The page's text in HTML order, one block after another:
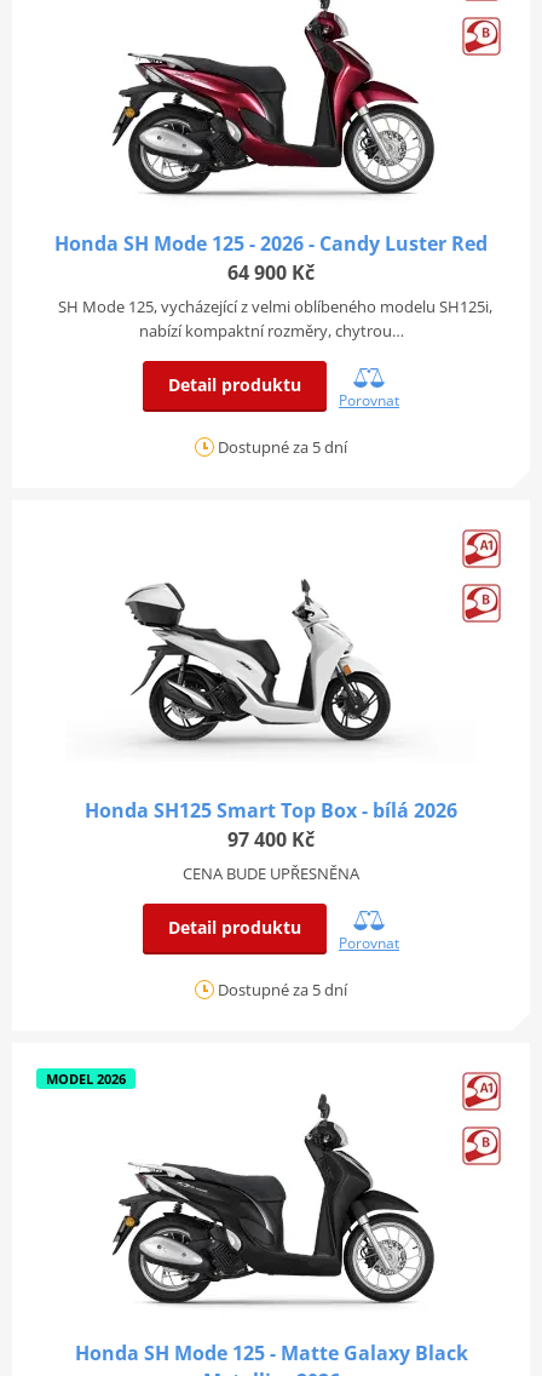
Honda SH Mode 125 - 2026 - Candy Luster Red
64 900 Kč
SH Mode 125, vycházející z velmi oblíbeného modelu SH125i,
nabízí kompaktní rozměry, chytrou…
Detail produktu
Porovnat
Dostupné za 5 dní
Honda SH125 Smart Top Box - bílá 2026
97 400 Kč
CENA BUDE UPŘESNĚNA
Detail produktu
Porovnat
Dostupné za 5 dní
MODEL 2026
Honda SH Mode 125 - Matte Galaxy Black